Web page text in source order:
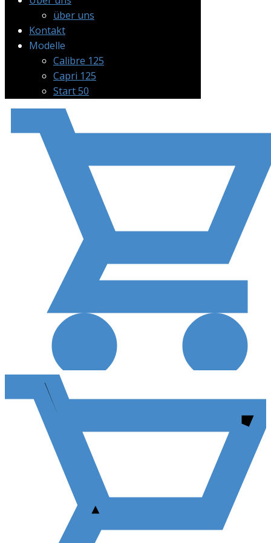
über uns
Kontakt
Modelle
Calibre 125
Capri 125
Start 50